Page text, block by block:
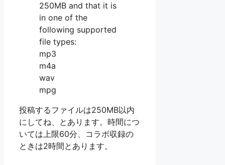
250MB and that it is
in one of the
following supported
file types:
mp3
m4a
wav
mpg
投稿するファイルは250MB以内
にしてね、とあります。時間につ
いては上限60分、コラボ収録の
ときは2時間とあります。